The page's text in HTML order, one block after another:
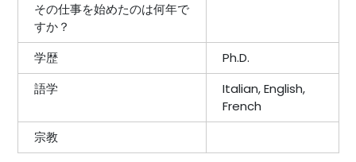
その仕事を始めたのは何年で
すか？
学歴
Ph.D.
語学
Italian, English,
French
宗教